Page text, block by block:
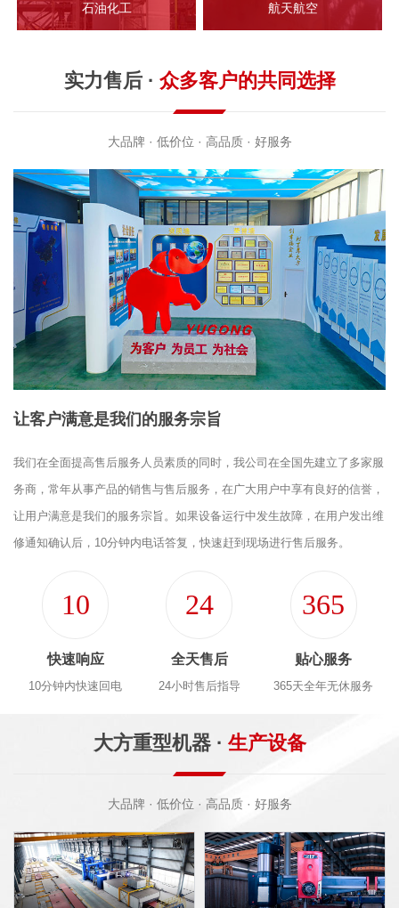
石油化工 航天航空
实力售后 · 众多客户的共同选择
大品牌 · 低价位 · 高品质 · 好服务
让客户满意是我们的服务宗旨
我们在全面提高售后服务人员素质的同时，我公司在全国先建立了多家服
务商，常年从事产品的销售与售后服务，在广大用户中享有良好的信誉，
让用户满意是我们的服务宗旨。如果设备运行中发生故障，在用户发出维
修通知确认后，10分钟内电话答复，快速赶到现场进行售后服务。
10
快速响应
10分钟内快速回电
24
全天售后
24小时售后指导
365
贴心服务
365天全年无休服务
大方重型机器 · 生产设备
大品牌 · 低价位 · 高品质 · 好服务